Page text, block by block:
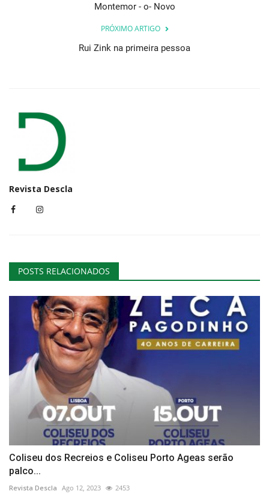
Montemor - o- Novo
PRÓXIMO ARTIGO
Rui Zink na primeira pessoa
Revista Descla
POSTS RELACIONADOS
Coliseu dos Recreios e Coliseu Porto Ageas serão
palco...
Revista Descla Ago 12, 2023 2453